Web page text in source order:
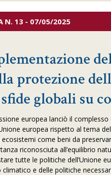
N. 13 - 07/05/2025
protezione
globali su
europea lanciò il
europea rispetto al tema
come beni da
riconosciuta all’equilibrio
tutte le politiche dell’Unione
e delle politiche